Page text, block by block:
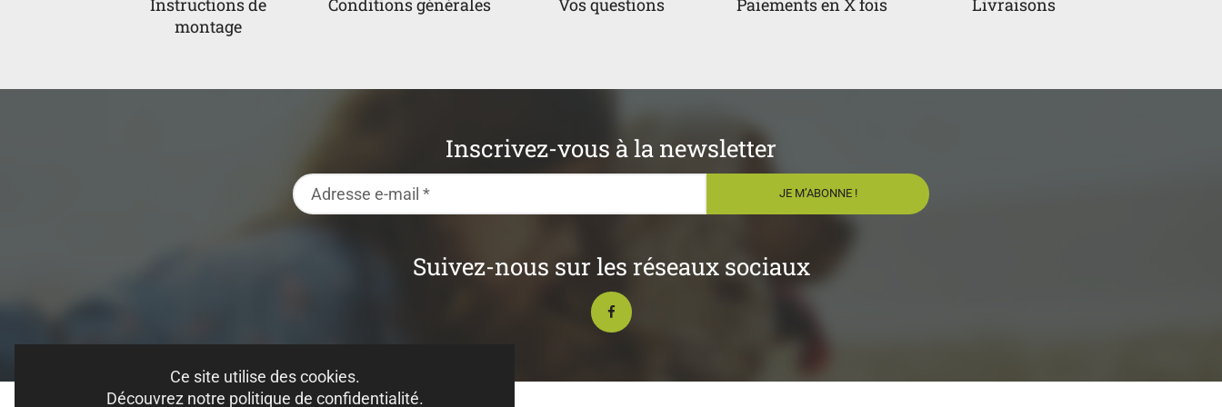
Instructions de
montage
Conditions générales Vos questions Paiements en X fois Livraisons
Inscrivez-vous à la newsletter
Suivez-nous sur les réseaux sociaux
Ce site utilise des cookies.
Découvrez notre politique de confidentialité.